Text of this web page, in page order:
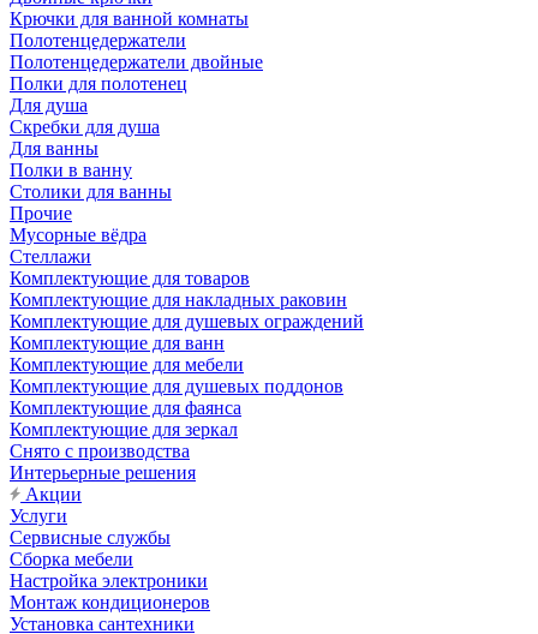
Крючки для ванной комнаты
Полотенцедержатели
Полотенцедержатели двойные
Полки для полотенец
Для душа
Скребки для душа
Для ванны
Полки в ванну
Столики для ванны
Прочие
Мусорные вёдра
Стеллажи
Комплектующие для товаров
Комплектующие для накладных раковин
Комплектующие для душевых ограждений
Комплектующие для ванн
Комплектующие для мебели
Комплектующие для душевых поддонов
Комплектующие для фаянса
Комплектующие для зеркал
Снято с производства
Интерьерные решения
Акции
Услуги
Сервисные службы
Сборка мебели
Настройка электроники
Монтаж кондиционеров
Установка сантехники